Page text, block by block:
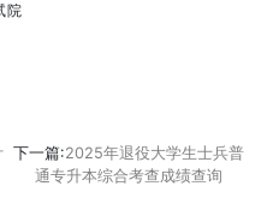
院
下一篇:2025年退役大学生士兵普
通专升本综合考查成绩查询